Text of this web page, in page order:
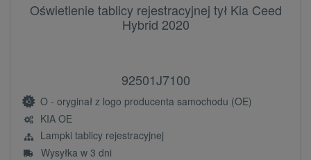
Oświetlenie tablicy rejestracyjnej tył Kia Ceed
Hybrid 2020
92501J7100
O - oryginał z logo producenta samochodu (OE)
KIA OE
Lampki tablicy rejestracyjnej
Wysyłka w 3 dni